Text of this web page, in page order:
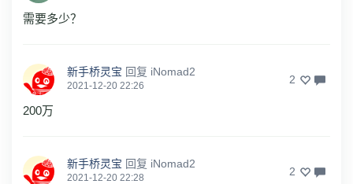
需要多少？
新手桥灵宝 回复 iNomad2
2021-12-20 22:26 2
200万
新手桥灵宝 回复 iNomad2
2021-12-20 22:28 2